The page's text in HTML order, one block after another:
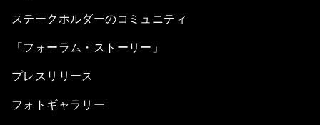
ステークホルダーのコミュニティ
「フォーラム・ストーリー」
プレスリリース
フォトギャラリー